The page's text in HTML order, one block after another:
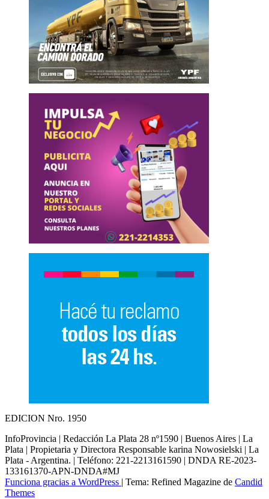
EDICION Nro. 1950
InfoProvincia | Redacción La Plata 28 nº1590 | Buenos Aires | La
Plata | Propietaria y Directora Responsable karina Nowosielski | La
Plata - Argentina. | Teléfono: 221-2213161590 | DNDA RE-2023-
133161370-APN-DNDA#MJ
Funciona gracias a WordPress | Tema: Refined Magazine de Candid
Themes